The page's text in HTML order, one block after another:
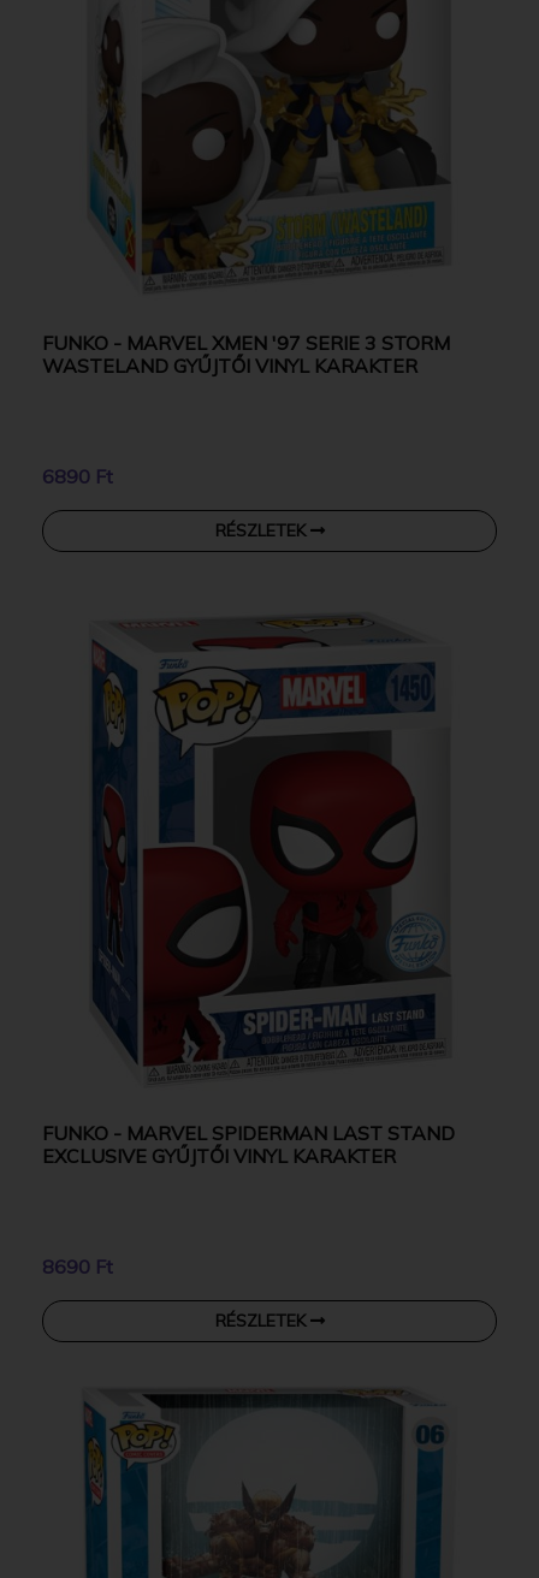
FUNKO - MARVEL XMEN '97 SERIE 3 STORM
WASTELAND GYŰJTŐI VINYL KARAKTER
6890 Ft
RÉSZLETEK
FUNKO - MARVEL SPIDERMAN LAST STAND
EXCLUSIVE GYŰJTŐI VINYL KARAKTER
8690 Ft
RÉSZLETEK